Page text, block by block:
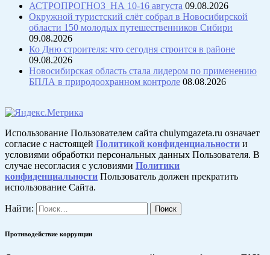
АСТРОПРОГНОЗ НА 10-16 августа 09.08.2026
Окружной туристский слёт собрал в Новосибирской
области 150 молодых путешественников Сибири
09.08.2026
Ко Дню строителя: что сегодня строится в районе
09.08.2026
Новосибирская область стала лидером по применению
БПЛА в природоохранном контроле 08.08.2026
Использование Пользователем сайта chulymgazeta.ru означает
согласие с настоящей Политикой конфиденциальности и
условиями обработки персональных данных Пользователя. В
случае несогласия с условиями Политики
конфиденциальности Пользователь должен прекратить
использование Сайта.
Найти:
Противодействие коррупции